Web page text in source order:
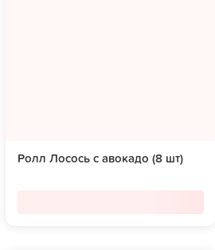
Ролл Лосось с авокадо (8 шт)